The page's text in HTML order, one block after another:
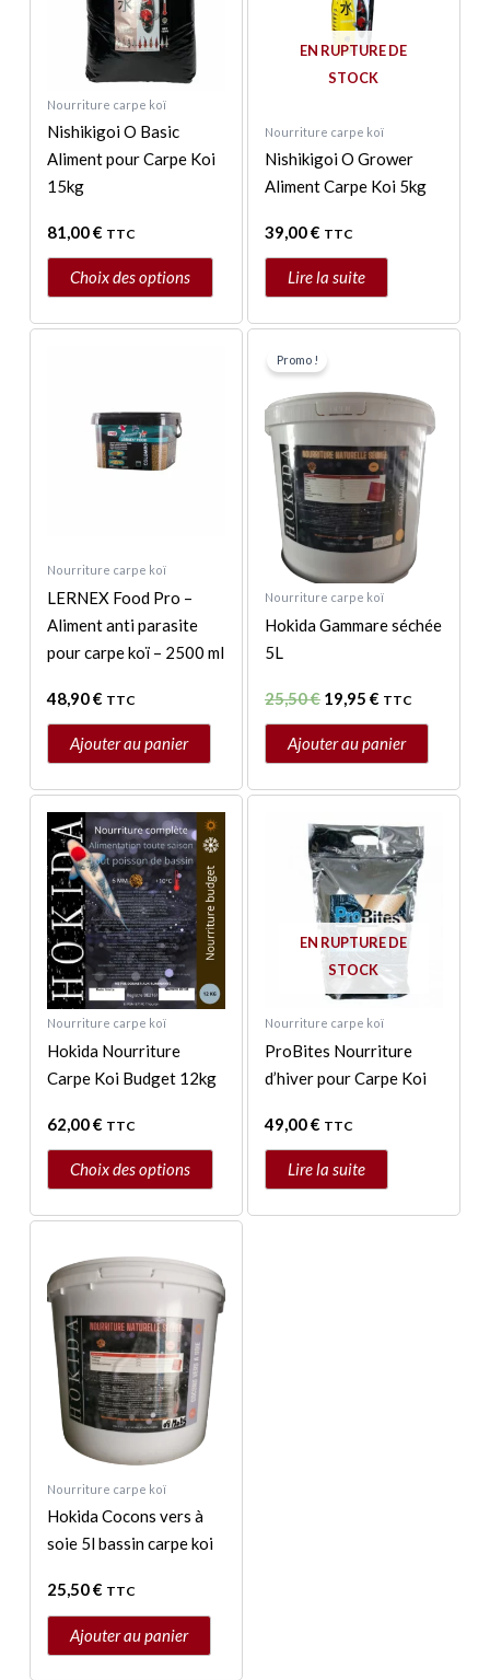
Nourriture carpe koï
Nishikigoi O Basic
Aliment pour Carpe Koi
15kg
81,00€ TTC
Choix des options
variations.
options
peuvent
être
choisies
sur
page
du
produit
EN RUPTURE DE
STOCK
Nourriture carpe koï
Nishikigoi O Grower
Aliment Carpe Koi 5kg
39,00€ TTC
Lire la suite
Nourriture carpe koï
LERNEX Food Pro –
Aliment anti parasite
pour carpe koï – 2500 ml
48,90€ TTC
Ajouter au panier
Promo !
Nourriture carpe koï
Hokida Gammare séchée
5L
25,50€
était :
25,50 €.
19,95 €
est :
19,95 €.
TTC
Ajouter au panier
Nourriture carpe koï
Hokida Nourriture
Carpe Koi Budget 12kg
62,00€ TTC
Choix des options
produit
a
plusieurs
variations.
Les
options
peuvent
être
choisies
sur
page
produit
EN RUPTURE DE
STOCK
Nourriture carpe koï
ProBites Nourriture
d’hiver pour Carpe Koi
49,00€ TTC
Lire la suite
Nourriture carpe koï
Hokida Cocons vers à
soie 5l bassin carpe koi
25,50€ TTC
Ajouter au panier